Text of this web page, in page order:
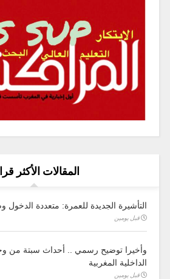
المقالات الأكثر
التأشيرة الجديدة للعمرة: متعددة الدخول
قبل يومين
وأخيرا توضيح رسمي .. أحداث سبتة من
الداخلية المغربية
قبل يومين